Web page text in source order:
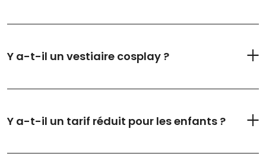
Y a-t-il un vestiaire cosplay ?
Y a-t-il un tarif réduit pour les enfants ?